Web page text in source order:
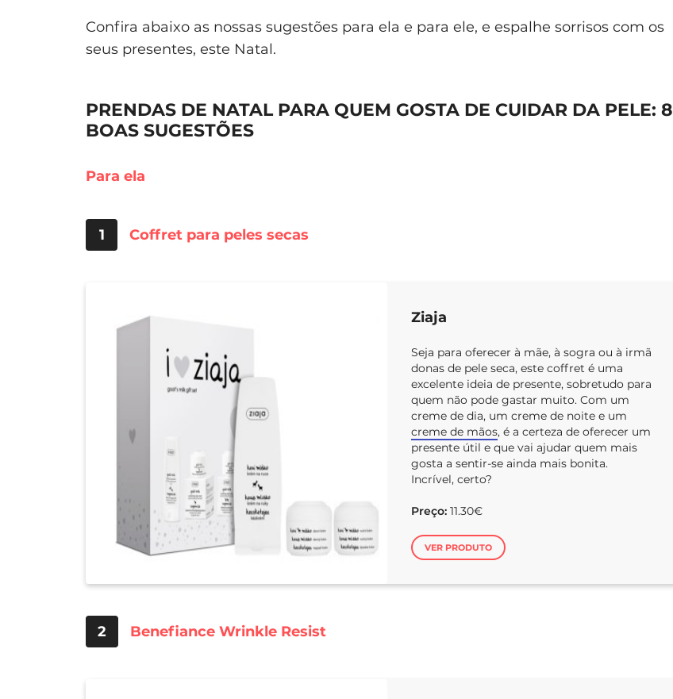
Confira abaixo as nossas sugestões para ela e para ele, e espalhe sorrisos com os
seus presentes, este Natal.
PRENDAS DE NATAL PARA QUEM GOSTA DE CUIDAR DA PELE: 8
BOAS SUGESTÕES
Para ela
1 Coffret para peles secas
Ziaja
Seja para oferecer à mãe, à sogra ou à irmã
donas de pele seca, este coffret é uma
excelente ideia de presente, sobretudo para
quem não pode gastar muito. Com um
creme de dia, um creme de noite e um
creme de mãos, é a certeza de oferecer um
presente útil e que vai ajudar quem mais
gosta a sentir-se ainda mais bonita.
Incrível, certo?
Preço: 11.30€
VER PRODUTO
2 Benefiance Wrinkle Resist